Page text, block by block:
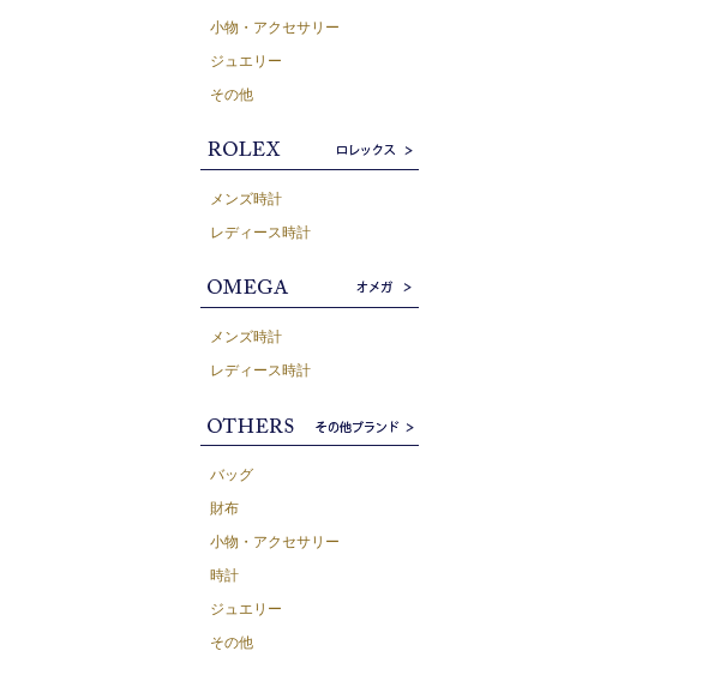
小物・アクセサリー
ジュエリー
その他
メンズ時計
レディース時計
メンズ時計
レディース時計
バッグ
財布
小物・アクセサリー
時計
ジュエリー
その他